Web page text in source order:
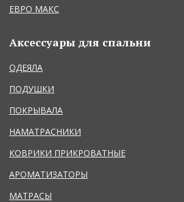
ЕВРО МАКС
Аксессуары для спальни
ОДЕЯЛА
ПОДУШКИ
ПОКРЫВАЛА
НАМАТРАСНИКИ
КОВРИКИ ПРИКРОВАТНЫЕ
АРОМАТИЗАТОРЫ
МАТРАСЫ